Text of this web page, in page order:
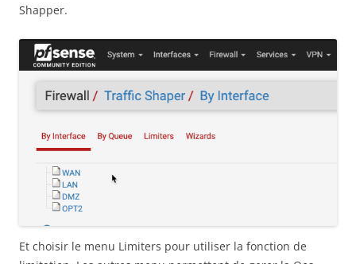
Shapper.
Et choisir le menu Limiters pour utiliser la fonction de